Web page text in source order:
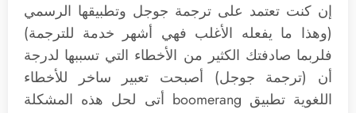
إن كنت تعتمد على ترجمة جوجل وتطبيقها الرسمي
(وهذا ما يفعله الأغلب فهي أشهر خدمة للترجمة)
فلربما صادفتك الكثير من الأخطاء التي تسببها لدرجة
أن (ترجمة جوجل) أصبحت تعبير ساخر للأخطاء
اللغوية تطبيق boomerang أتى لحل هذه المشكلة